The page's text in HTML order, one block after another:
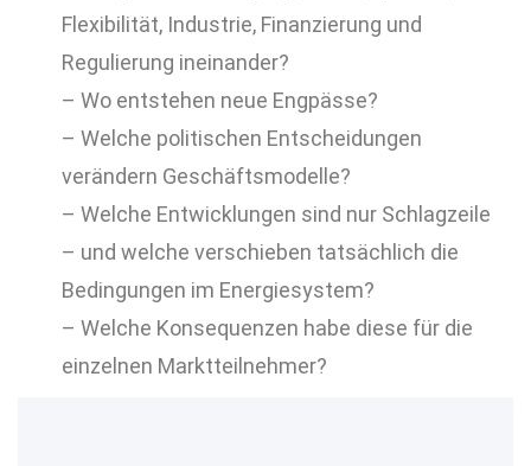
Flexibilität, Industrie, Finanzierung und
Regulierung ineinander?
– Wo entstehen neue Engpässe?
– Welche politischen Entscheidungen
verändern Geschäftsmodelle?
– Welche Entwicklungen sind nur Schlagzeile
– und welche verschieben tatsächlich die
Bedingungen im Energiesystem?
– Welche Konsequenzen habe diese für die
einzelnen Marktteilnehmer?